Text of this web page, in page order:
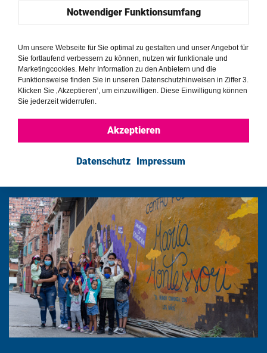
Anwältinnen und Anwälte //
Human Rights Defenders 2022
Notwendiger Funktionsumfang
Um unsere Webseite für Sie optimal zu gestalten und unser Angebot für
Sie fortlaufend verbessern zu können, nutzen wir funktionale und
Marketingcookies. Mehr Information zu den Anbietern und die
Funktionsweise finden Sie in unseren Datenschutzhinweisen in Ziffer 3.
Klicken Sie ‚Akzeptieren‘, um einzuwilligen. Diese Einwilligung können
Sie jederzeit widerrufen.
Akzeptieren
Datenschutz Impressum